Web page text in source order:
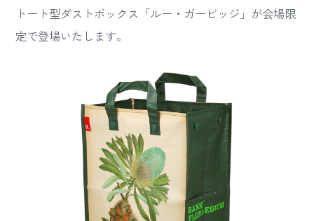
トート型ダストボックス「ルー・ガービッジ」が会場限
定で登場いたします。